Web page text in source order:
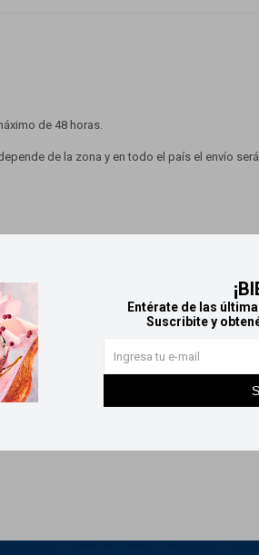
Entérate de las
Suscribite y
de 48 horas.
de la zona y en todo el país el envío
se encuentre en el domicilio registrado.
un aviso de visita. Si necesita re
nuestro Whatsapp 091 676 665